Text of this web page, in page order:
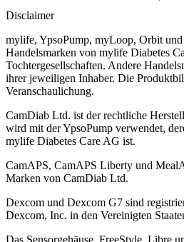
Disclaimer
mylife, YpsoPump, myLoop, Orbit
Handelsmarken von mylife Diabetes
Tochtergesellschaften. Andere
ihrer jeweiligen Inhaber. Die
Veranschaulichung.
CamDiab Ltd. ist der rechtliche
wird mit der YpsoPump verwendet,
mylife Diabetes Care AG ist.
CamAPS, CamAPS Liberty und
Marken von CamDiab Ltd.
Dexcom und Dexcom G7 sind
Dexcom, Inc. in den Vereinigten
Das Sensorgehäuse, FreeStyle, Libre